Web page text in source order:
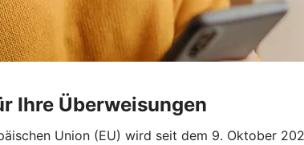
Ihre Überweisungen
Union (EU) wird seit dem 9. Oktober